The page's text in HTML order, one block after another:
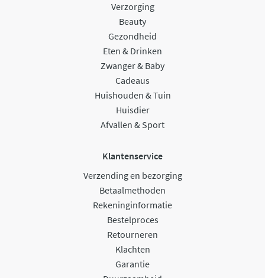
Verzorging
Beauty
Gezondheid
Eten & Drinken
Zwanger & Baby
Cadeaus
Huishouden & Tuin
Huisdier
Afvallen & Sport
Klantenservice
Verzending en bezorging
Betaalmethoden
Rekeninginformatie
Bestelproces
Retourneren
Klachten
Garantie